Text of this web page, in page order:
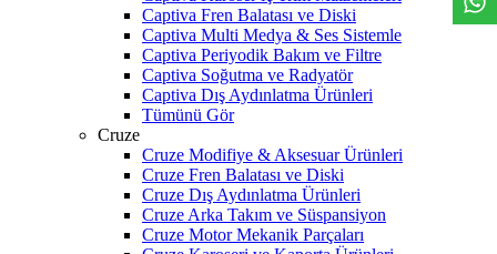
Captiva Fren Balatası ve Diski
Captiva Multi Medya & Ses Sistemle
Captiva Periyodik Bakım ve Filtre
Captiva Soğutma ve Radyatör
Captiva Dış Aydınlatma Ürünleri
Tümünü Gör
Cruze
Cruze Modifiye & Aksesuar Ürünleri
Cruze Fren Balatası ve Diski
Cruze Dış Aydınlatma Ürünleri
Cruze Arka Takım ve Süspansiyon
Cruze Motor Mekanik Parçaları